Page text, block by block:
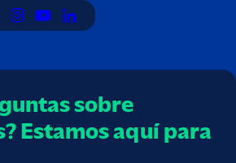
Enlace
a
Enlace
a
Enlace
a
sobre
Estamos aquí para